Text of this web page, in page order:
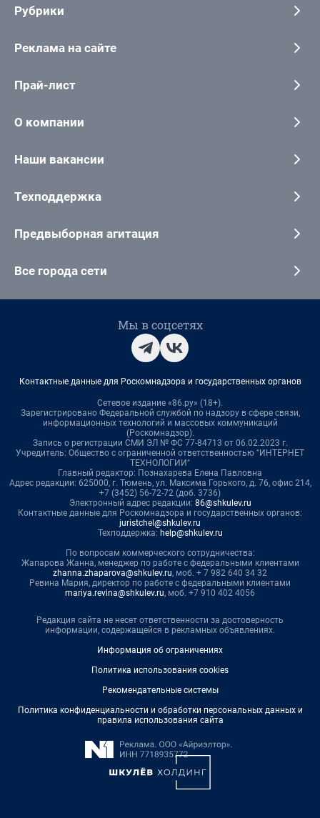
Рубрики
Реклама на сайте
Прай-лист
О компании
Наши вакансии
Техподдержка
Предвыборная агитация
Все города сети
Мы в соцсетях
Контактные данные для Роскомнадзора и государственных органов
Сетевое издание «86.ру» (18+).
Зарегистрировано Федеральной службой по надзору в сфере связи,
информационных технологий и массовых коммуникаций
(Роскомнадзор).
Запись о регистрации СМИ ЭЛ № ФС 77-84713 от 06.02.2023 г.
Учредитель: Общество с ограниченной ответственностью "ИНТЕРНЕТ
ТЕХНОЛОГИИ"
Главный редактор: Познахарева Елена Павловна
Адрес редакции: 625000, г. Тюмень, ул. Максима Горького, д. 76, офис 214,
+7 (3452) 56-72-72 (доб. 3736)
Электронный адрес редакции: 86@shkulev.ru
Контактные данные для Роскомнадзора и государственных органов:
juristchel@shkulev.ru
Техподдержка: help@shkulev.ru
По вопросам коммерческого сотрудничества:
Жапарова Жанна, менеджер по работе с федеральными клиентами
zhanna.zhaparova@shkulev.ru, моб. + 7 982 640 34 32
Ревина Мария, директор по работе с федеральными клиентами
mariya.revina@shkulev.ru, моб. +7 910 402 4056
Редакция сайта не несет ответственности за достоверность
информации, содержащейся в рекламных объявлениях.
Информация об ограничениях
Политика использования cookies
Рекомендательные системы
Политика конфиденциальности и обработки персональных данных и
правила использования сайта